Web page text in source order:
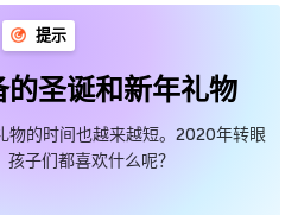
提示
圣诞和新年礼物
物的时间也越来越短。2020年转眼
子们都喜欢什么呢？